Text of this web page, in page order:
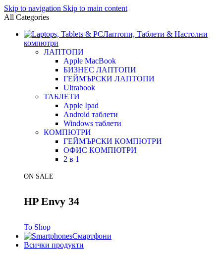
Skip to navigation Skip to main content
All Categories
Лаптопи, Таблети & Настолни
компютри
ЛАПТОПИ
Apple MacBook
БИЗНЕС ЛАПТОПИ
ГЕЙМЪРСКИ ЛАПТОПИ
Ultrabook
ТАБЛЕТИ
Apple Ipad
Android таблети
Windows таблети
КОМПЮТРИ
ГЕЙМЪРСКИ КОМПЮТРИ
ОФИС КОМПЮТРИ
2 в 1
ON SALE
HP Envy 34
To Shop
Смартфони
Всички продукти